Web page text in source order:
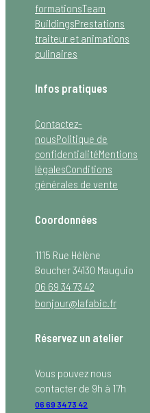
formationsTeam
BuildingsPrestations
traiteur et animations
culinaires
Infos pratiques
Contactez-
nousPolitique de
confidentialitéMentions
légalesConditions
générales de vente
Coordonnées
1115 Rue Hélène
Boucher 34130 Mauguio
06 69 34 73 42
bonjour@lafabic.fr
Réservez un atelier
Vous pouvez nous
contacter de 9h à 17h
06 69 34 73 42